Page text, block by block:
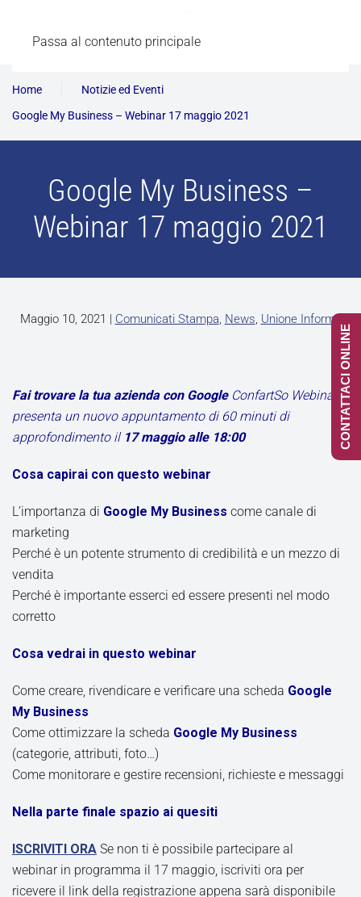
Passa al contenuto principale
Home
Notizie ed Eventi
Google My Business – Webinar 17 maggio 2021
Google My Business –
Webinar 17 maggio 2021
Maggio 10, 2021 | Comunicati Stampa, News, Unione Informa
Fai trovare la tua azienda con Google ConfartSo Webinar
presenta un nuovo appuntamento di 60 minuti di
approfondimento il 17 maggio alle 18:00
Cosa capirai con questo webinar
L’importanza di Google My Business come canale di
marketing
Perché è un potente strumento di credibilità e un mezzo di
vendita
Perché è importante esserci ed essere presenti nel modo
corretto
Cosa vedrai in questo webinar
Come creare, rivendicare e verificare una scheda Google
My Business
Come ottimizzare la scheda Google My Business
(categorie, attributi, foto…)
Come monitorare e gestire recensioni, richieste e messaggi
Nella parte finale spazio ai quesiti
ISCRIVITI ORA Se non ti è possibile partecipare al
webinar in programma il 17 maggio, iscriviti ora per
ricevere il link della registrazione appena sarà disponibile
CONTATTACI ONLINE